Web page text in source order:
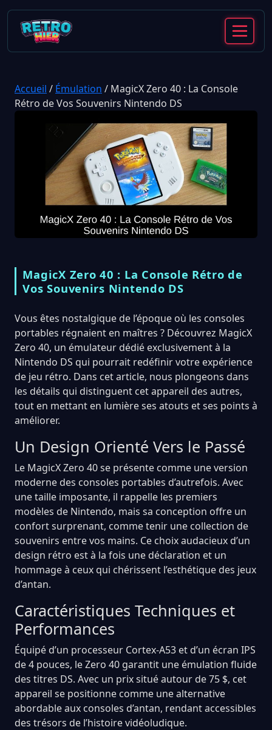
Accueil / Émulation / MagicX Zero 40 : La Console
Rétro de Vos Souvenirs Nintendo DS
MagicX Zero 40 : La Console Rétro de
Vos Souvenirs Nintendo DS
Vous êtes nostalgique de l’époque où les consoles
portables régnaient en maîtres ? Découvrez MagicX
Zero 40, un émulateur dédié exclusivement à la
Nintendo DS qui pourrait redéfinir votre expérience
de jeu rétro. Dans cet article, nous plongeons dans
les détails qui distinguent cet appareil des autres,
tout en mettant en lumière ses atouts et ses points à
améliorer.
Un Design Orienté Vers le Passé
Le MagicX Zero 40 se présente comme une version
moderne des consoles portables d’autrefois. Avec
une taille imposante, il rappelle les premiers
modèles de Nintendo, mais sa conception offre un
confort surprenant, comme tenir une collection de
souvenirs entre vos mains. Ce choix audacieux d’un
design rétro est à la fois une déclaration et un
hommage à ceux qui chérissent l’esthétique des jeux
d’antan.
Caractéristiques Techniques et
Performances
Équipé d’un processeur Cortex-A53 et d’un écran IPS
de 4 pouces, le Zero 40 garantit une émulation fluide
des titres DS. Avec un prix situé autour de 75 $, cet
appareil se positionne comme une alternative
abordable aux consoles d’antan, rendant accessibles
des trésors de l’histoire vidéoludique.